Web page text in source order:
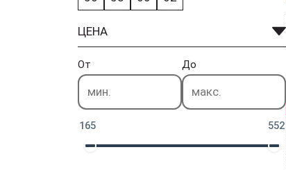
ЦЕНА
От До
165 552